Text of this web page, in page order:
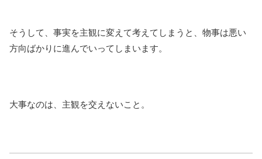
そうして、事実を主観に変えて考えてしまうと、物事は悪い
方向ばかりに進んでいってしまいます。
大事なのは、主観を交えないこと。